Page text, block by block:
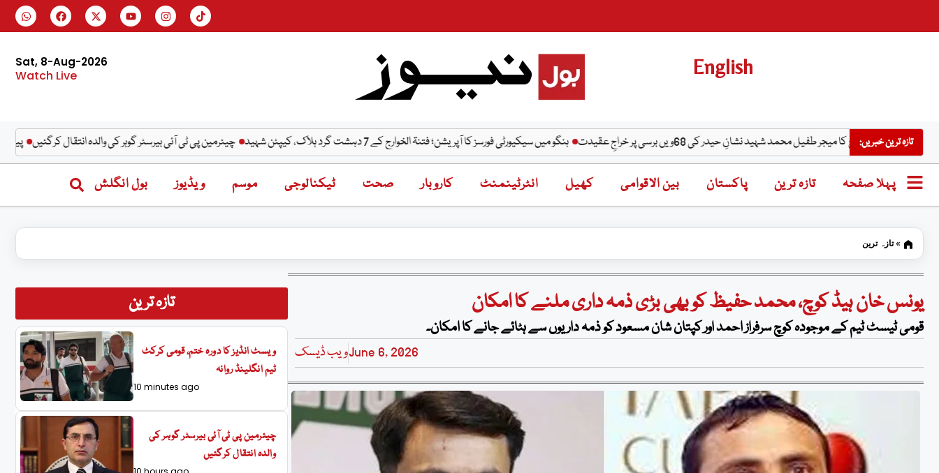
Sat, 8-Aug-2026
Watch Live English
تازہ ترین خبریں:
مسلح افواج کا میجر طفیل محمد شہید نشانِ حیدر کی 68ویں برسی پر خراجِ عقیدت ہنگو میں سیکیورٹی فورسز کا آپریشن؛ فتنۃ الخوارج کے 7 دہشت گرد ہلاک، کیپٹن شہید چیئرمین پی ٹی آئی بیرسٹر گوہر کی والدہ انتقال کرگئیں پیٹرولیم مصنوعات کی
پہلا صفحہ تازہ ترین پاکستان بین الاقوامی کھیل انٹرٹینمنٹ کاروبار صحت ٹیکنالوجی موسم ویڈیوز بول انگلش
»تازہ ترین
تازہ ترین
ویسٹ انڈیز کا دورہ ختم، قومی کرکٹ
ٹیم انگلینڈ روانہ
10 minutes ago
چیئرمین پی ٹی آئی بیرسٹر گوہر کی
والدہ انتقال کرگئیں
یونس خان ہیڈ کوچ، محمد حفیظ کو بھی بڑی ذمہ داری ملنے کا امکان
قومی ٹیسٹ ٹیم کے موجودہ کوچ سرفراز احمد اور کپتان شان مسعود کو ذمہ داریوں سے ہٹائے جانے کا امکان۔
ویب ڈیسکJune 6, 2026